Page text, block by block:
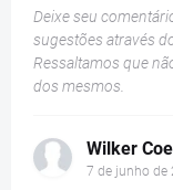
Deixe seu
sugestões através
Ressaltamos que
dos mesmos.
Wilker
7 de junho de